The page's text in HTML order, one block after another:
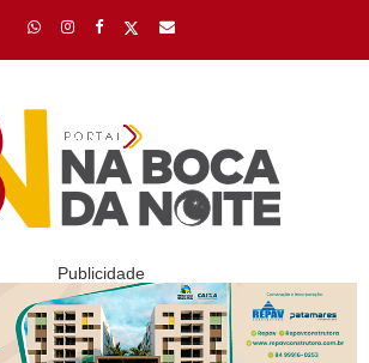
Publicidade